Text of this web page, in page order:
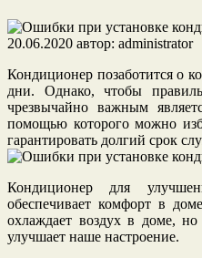
20.06.2020 автор: administrator
Кондиционер позаботится о
дни. Однако, чтобы
чрезвычайно важным
помощью которого можно
гарантировать долгий срок
Кондиционер для
обеспечивает комфорт в
охлаждает воздух в доме,
улучшает наше настроение.